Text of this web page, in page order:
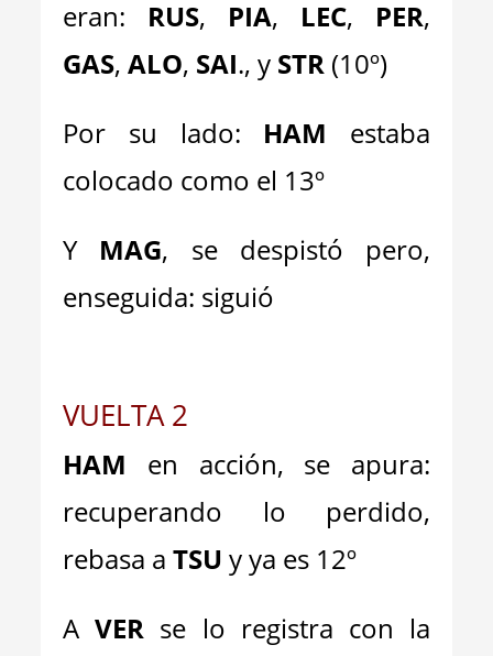
eran: RUS, PIA, LEC, PER,
GAS, ALO, SAI., y STR (10º)
Por su lado: HAM estaba
colocado como el 13º
Y MAG, se despistó pero,
enseguida: siguió
VUELTA 2
HAM en acción, se apura:
recuperando lo perdido,
rebasa aTSU y ya es 12º
AVER se lo registra con la